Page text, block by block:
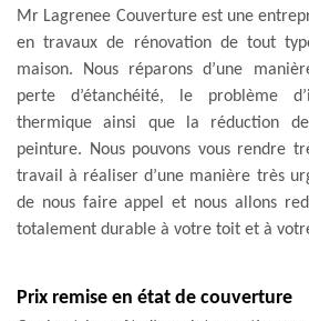
Mr Lagrenee Couverture est une
en travaux de rénovation de tout
maison. Nous réparons d’une
perte d’étanchéité, le problème
thermique ainsi que la réduction
peinture. Nous pouvons vous rendre
travail à réaliser d’une manière très
de nous faire appel et nous allons
totalement durable à votre toit et à
Prix remise en état de couverture